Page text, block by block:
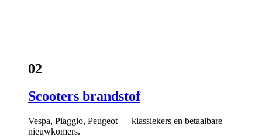
02
Scooters brandstof
Vespa, Piaggio, Peugeot — klassiekers en betaalbare
nieuwkomers.